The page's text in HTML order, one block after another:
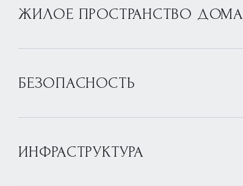
ЖИЛОЕ ПРОСТРАНСТВО ДОМА
БЕЗОПАСНОСТЬ
ИНФРАСТРУКТУРА